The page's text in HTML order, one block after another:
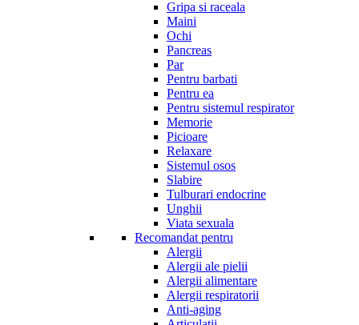
Gripa si raceala
Maini
Ochi
Pancreas
Par
Pentru barbati
Pentru ea
Pentru sistemul respirator
Memorie
Picioare
Relaxare
Sistemul osos
Slabire
Tulburari endocrine
Unghii
Viata sexuala
Recomandat pentru
Alergii
Alergii ale pielii
Alergii alimentare
Alergii respiratorii
Anti-aging